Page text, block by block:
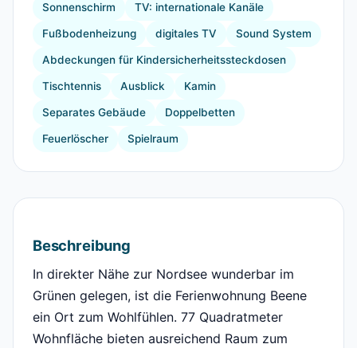
Sonnenschirm TV: internationale Kanäle
Fußbodenheizung digitales TV Sound System
Abdeckungen für Kindersicherheitssteckdosen
Tischtennis Ausblick Kamin
Separates Gebäude Doppelbetten
Feuerlöscher Spielraum
Beschreibung
In direkter Nähe zur Nordsee wunderbar im
Grünen gelegen, ist die Ferienwohnung Beene
ein Ort zum Wohlfühlen. 77 Quadratmeter
Wohnfläche bieten ausreichend Raum zum